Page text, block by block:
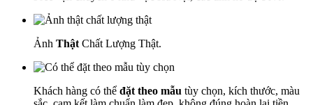
Ảnh Thật Chất Lượng Thật.
Khách hàng có thể đặt theo mẫu tùy chọn, kích thước, màu